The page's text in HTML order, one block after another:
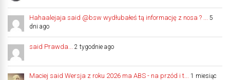
Hahaalejaja said @bsw wydłubałeś tą informację z nosa ? ...
5
dni ago
said Prawda... 2 tygodnie ago
Maciej said Wersja z roku 2026 ma ABS - na przód i t...
1 miesiąc